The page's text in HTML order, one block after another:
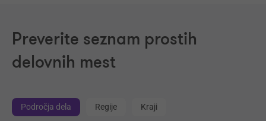
Preverite seznam prostih
delovnih mest
Področja dela Regije Kraji